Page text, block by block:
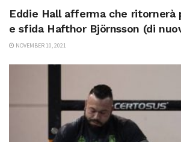
Eddie Hall afferma che ritornerà
e sfida Hafthor Björnsson (di
NOVEMBER 10, 2021